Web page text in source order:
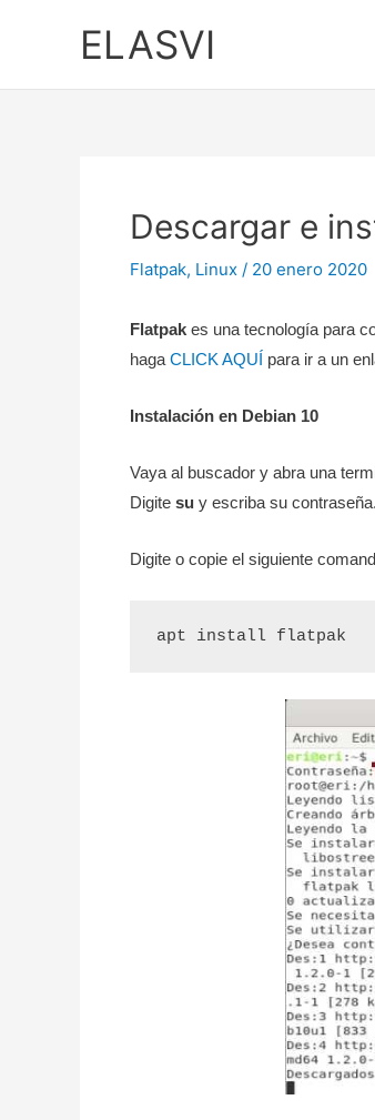
ELASVI
Descargar e
Flatpak, Linux / 20 enero 2020
Flatpak es una tecnología para
haga CLICK AQUÍ para ir a un
Instalación en Debian 10
Vaya al buscador y abra una
Digite su y escriba su contraseña.
Digite o copie el siguiente
apt install flatpak